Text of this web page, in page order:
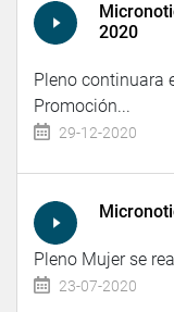
2020
Pleno continuara
Promoción...
29-12-2020
Pleno Mujer se
23-07-2020